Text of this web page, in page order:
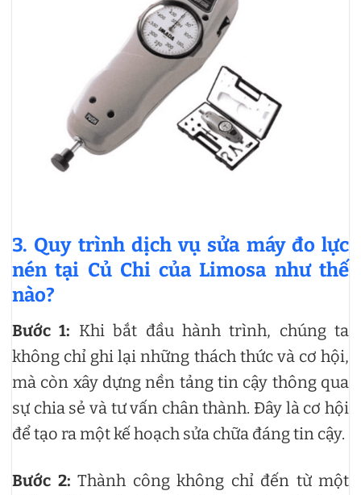
3. Quy trình dịch vụ sửa máy đo lực
nén tại Củ Chi của Limosa như thế
nào?
Bước 1: Khi bắt đầu hành trình, chúng ta
không chỉ ghi lại những thách thức và cơ hội,
mà còn xây dựng nền tảng tin cậy thông qua
sự chia sẻ và tư vấn chân thành. Đây là cơ hội
để tạo ra một kế hoạch sửa chữa đáng tin cậy.
Bước 2: Thành công không chỉ đến từ một